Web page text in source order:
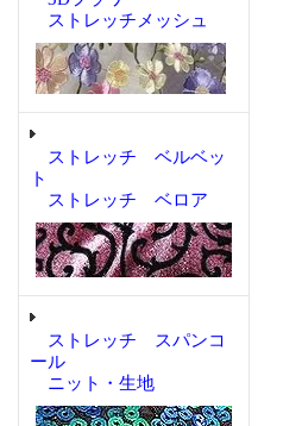
ストレッチメッシュ
ストレッチ ベルベッ
ト
ストレッチ ベロア
ストレッチ スパンコ
ール
ニット・生地